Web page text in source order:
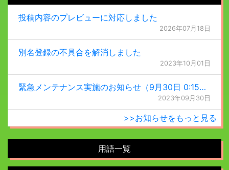
投稿内容のプレビューに対応しました
2026年07月18日
別名登録の不具合を解消しました
2023年10月01日
緊急メンテナンス実施のお知らせ（9月30日 0:15更新）
2023年09月30日
>>お知らせをもっと見る
用語一覧